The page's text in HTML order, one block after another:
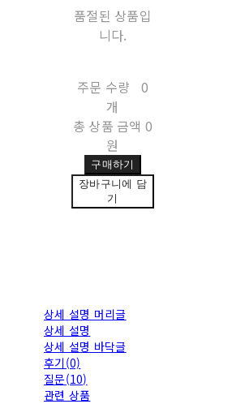
품절된 상품입
니다.
주문 수량
0
개
총 상품 금액 0
원
구매하기
장바구니에 담
기
상세 설명 머리글
상세 설명
상세 설명 바닥글
후기(0)
질문(10)
관련 상품